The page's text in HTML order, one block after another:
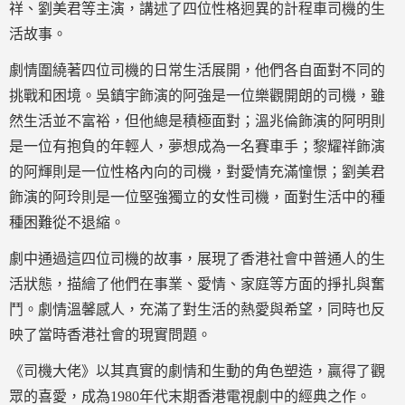
祥、劉美君等主演，講述了四位性格迥異的計程車司機的生
活故事。
劇情圍繞著四位司機的日常生活展開，他們各自面對不同的
挑戰和困境。吳鎮宇飾演的阿強是一位樂觀開朗的司機，雖
然生活並不富裕，但他總是積極面對；溫兆倫飾演的阿明則
是一位有抱負的年輕人，夢想成為一名賽車手；黎耀祥飾演
的阿輝則是一位性格內向的司機，對愛情充滿憧憬；劉美君
飾演的阿玲則是一位堅強獨立的女性司機，面對生活中的種
種困難從不退縮。
劇中通過這四位司機的故事，展現了香港社會中普通人的生
活狀態，描繪了他們在事業、愛情、家庭等方面的掙扎與奮
鬥。劇情溫馨感人，充滿了對生活的熱愛與希望，同時也反
映了當時香港社會的現實問題。
《司機大佬》以其真實的劇情和生動的角色塑造，贏得了觀
眾的喜愛，成為1980年代末期香港電視劇中的經典之作。